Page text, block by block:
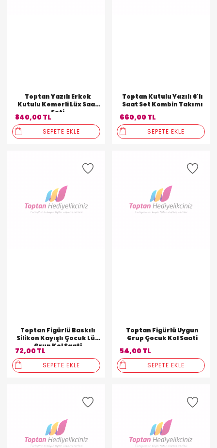
Toptan Yazılı Erkek
Kutulu Kemerli Lüx Saat
Seti
840,00 TL
SEPETE EKLE
Toptan Kutulu Yazılı 6'lı
Saat Set Kombin Takımı
660,00 TL
SEPETE EKLE
Toptan Figürlü Baskılı
Silikon Kayışlı Çocuk Lüx
Grup Kol Saati
72,00 TL
SEPETE EKLE
Toptan Figürlü Uygun
Grup Çocuk Kol Saati
54,00 TL
SEPETE EKLE